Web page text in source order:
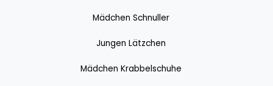
Mädchen Schnuller
Jungen Lätzchen
Mädchen Krabbelschuhe